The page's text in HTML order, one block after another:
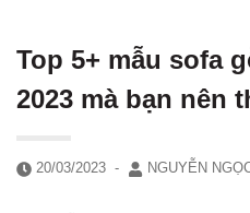
Top 5+ mẫu sofa
2023 mà bạn nên
20/03/2023 - NGUYỄN